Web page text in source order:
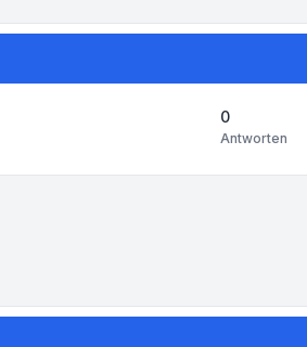
0
Antworten